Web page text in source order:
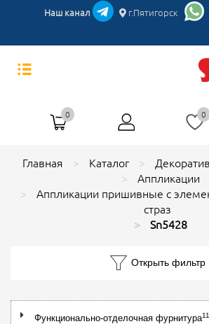
Наш канал г.Пятигорск
0 0
Главная Каталог
Аппликации
Аппликации пришивные с
страз
Sn5428
Открыть фильтр
Функционально-отделочная фурнитура